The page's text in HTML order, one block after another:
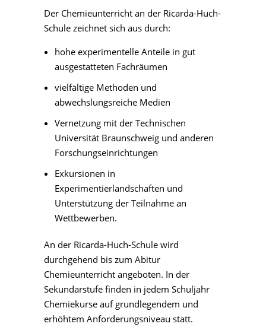
Der Chemieunterricht an der Ricarda-Huch-
Schule zeichnet sich aus durch:
hohe experimentelle Anteile in gut
ausgestatteten Fachräumen
vielfältige Methoden und
abwechslungsreiche Medien
Vernetzung mit der Technischen
Universität Braunschweig und anderen
Forschungseinrichtungen
Exkursionen in
Experimentierlandschaften und
Unterstützung der Teilnahme an
Wettbewerben.
An der Ricarda-Huch-Schule wird
durchgehend bis zum Abitur
Chemieunterricht angeboten. In der
Sekundarstufe finden in jedem Schuljahr
Chemiekurse auf grundlegendem und
erhöhtem Anforderungsniveau statt.